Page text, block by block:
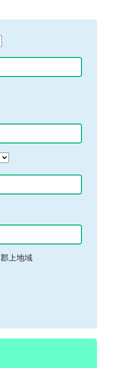
郡上地域